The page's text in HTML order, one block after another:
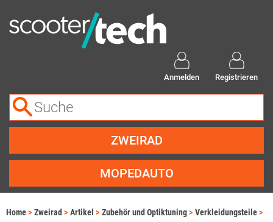
Anmelden Registrieren
ZWEIRAD
MOPEDAUTO
Home Zweirad Artikel Zubehör und Optiktuning
Verkleidungsteile